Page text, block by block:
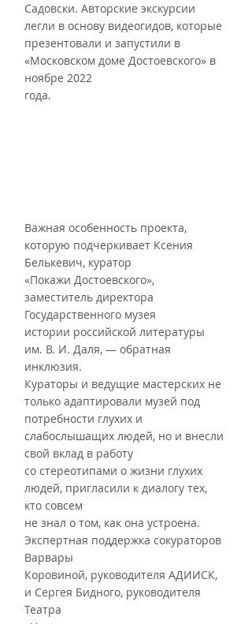
Садовски. Авторские экскурсии
легли в основу видеогидов, которые
презентовали и запустили в
«Московском доме Достоевского» в
ноябре 2022
года.
Важная особенность проекта,
которую подчеркивает Ксения
Белькевич, куратор
«Покажи Достоевского»,
заместитель директора
Государственного музея
истории российской литературы
им. В. И. Даля, — обратная
инклюзия.
Кураторы и ведущие мастерских не
только адаптировали музей под
потребности глухих и
слабослышащих людей, но и внесли
свой вклад в работу
со стереотипами о жизни глухих
людей, пригласили к диалогу тех,
кто совсем
не знал о том, как она устроена.
Экспертная поддержка сокураторов
Варвары
Коровиной, руководителя АДИИСК,
и Сергея Бидного, руководителя
Театра